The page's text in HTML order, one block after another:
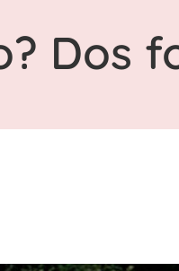
Dos